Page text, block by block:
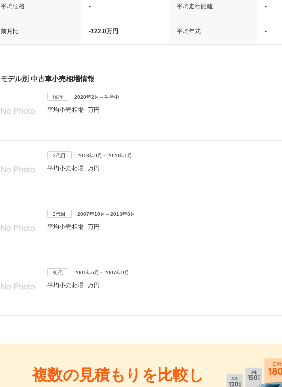
平均価格 - 平均走行距離 -
前月比 -122.0万円 平均年式 -
モデル別 中古車小売相場情報
現行 2020年2月～生産中
平均小売相場 万円
3代目 2013年9月～2020年1月
平均小売相場 万円
2代目 2007年10月～2013年8月
平均小売相場 万円
初代 2001年6月～2007年9月
平均小売相場 万円
複数の見積もりを比較し